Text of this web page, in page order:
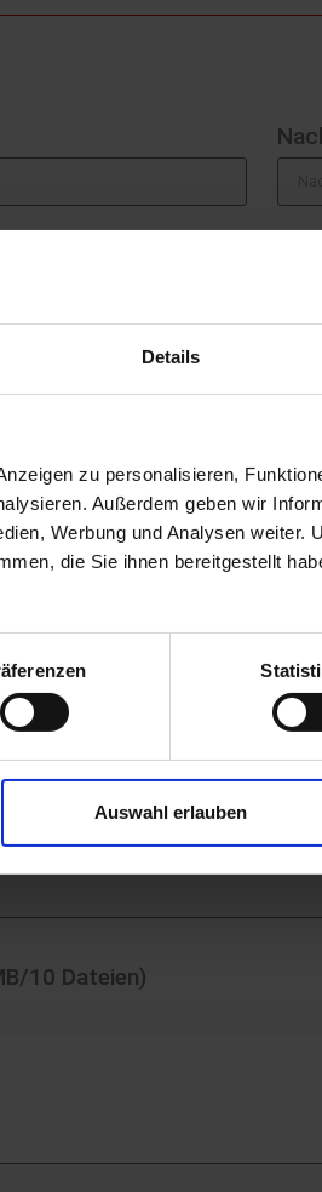
Details
zu personalisieren,
Außerdem geben wir
Werbung und Analysen weiter.
die Sie ihnen bereitgestellt
Auswahl erlauben
Ort
10 Dateien)